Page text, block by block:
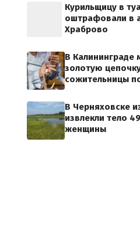
Курильщицу в
оштрафовали в
Храброво
В Калининграде
золотую
сожительницы
В Черняховске
извлекли тело
женщины